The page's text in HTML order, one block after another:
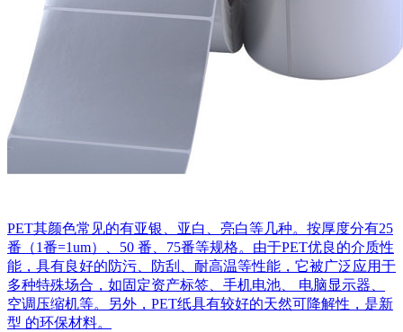
PET其颜色常见的有亚银、亚白、亮白等几种。按厚度分有25
番（1番=1um）、50 番、75番等规格。由于PET优良的介质性
能，具有良好的防污、防刮、耐高温等性能，它被广泛应用于
多种特殊场合，如固定资产标签、手机电池、 电脑显示器、
空调压缩机等。另外，PET纸具有较好的天然可降解性，是新
型 的环保材料。